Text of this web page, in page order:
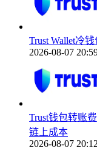
Trust Wallet冷
2026-08-07
Trust钱包转账
链上成本
2026-08-07